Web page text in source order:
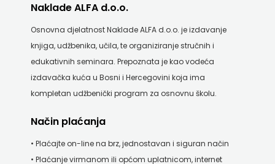
Naklade ALFA d.o.o.
Osnovna djelatnost Naklade ALFA d.o.o. je izdavanje
knjiga, udžbenika, učila, te organiziranje stručnih i
edukativnih seminara. Prepoznata je kao vodeća
izdavačka kuća u Bosni i Hercegovini koja ima
kompletan udžbenički program za osnovnu školu.
Način plaćanja
• Plaćajte on-line na brz, jednostavan i siguran način
• Plaćanje virmanom ili općom uplatnicom, internet